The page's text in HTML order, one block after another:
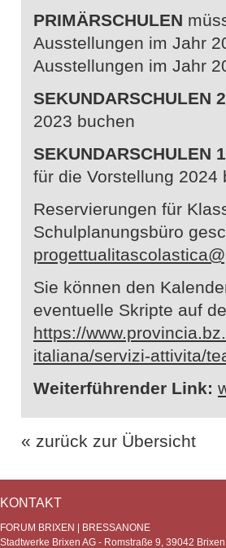
PRIMÄRSCHULEN
Ausstellungen im Jahr
Ausstellungen im Jahr
SEKUNDARSCHULEN
2023 buchen
SEKUNDARSCHULEN
für die Vorstellung 2024
Reservierungen für
Schulplanungsbüro
Sie können den
eventuelle Skripte auf
https://
italiana/servizi-attivita/
Weiterführender Link:
« zurück zur Übersicht
KONTAKT
FORUM BRIXEN | BRESSANONE
Stadtwerke Brixen AG - Romstraße 9, 39042